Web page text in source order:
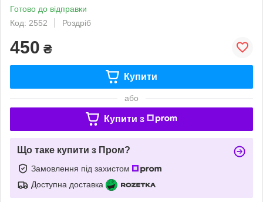
Готово до відправки
Код: 2552
Роздріб
450 ₴
Купити
або
Купити з
Що таке купити з Пром?
Замовлення під захистом
Доступна доставка